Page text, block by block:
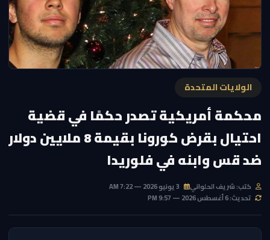
الولايات المتحدة
محكمة أمريكية تصدر حكمًا في قضية
احتيال بقرض كورونا بقيمة 8 ملايين دولار
ضد قس وابنه في فلوريدا
كتب: شريف الحلواني
تحديث: 6 أغسطس 2026 — 9:57 PM